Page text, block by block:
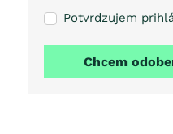
Potvrdzujem
Chcem